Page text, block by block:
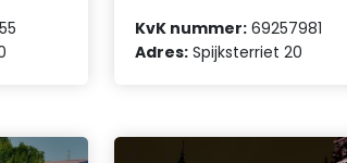
KvK nummer: 69257981
Adres: Spijksterriet 20